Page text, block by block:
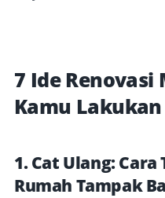
7 Ide Renovasi
Kamu
1. Cat Ulang:
Rumah Tampak